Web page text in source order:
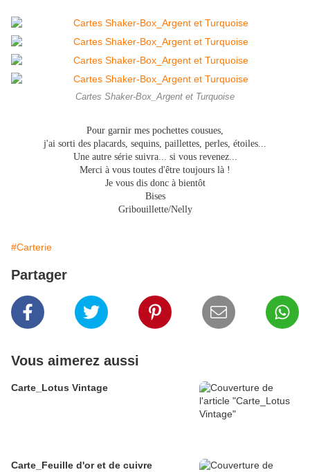
Cartes Shaker-Box_Argent et Turquoise
Pour garnir mes pochettes cousues,
j'ai sorti des placards, sequins, paillettes, perles, étoiles...
Une autre série suivra... si vous revenez...
Merci à vous toutes d'être toujours là !
Je vous dis donc à bientôt
Bises
Gribouillette/Nelly
#Carterie
Partager
Vous aimerez aussi
Carte_Lotus Vintage
Carte_Feuille d'or et de cuivre